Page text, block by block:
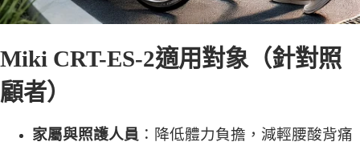
Miki CRT-ES-2適用對象（針對照
顧者）
家屬與照護人員 ：降低體力負擔，減輕腰酸背痛